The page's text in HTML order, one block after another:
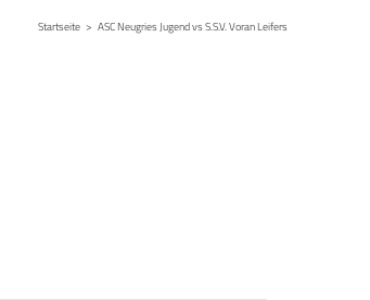
Startseite > ASC Neugries Jugend vs S.S.V. Voran Leifers